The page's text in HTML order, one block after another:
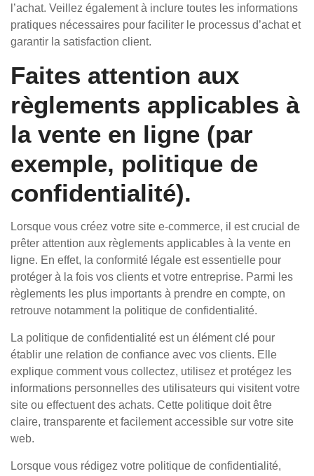
l’achat. Veillez également à inclure toutes les informations
pratiques nécessaires pour faciliter le processus d’achat et
garantir la satisfaction client.
Faites attention aux
règlements applicables à
la vente en ligne (par
exemple, politique de
confidentialité).
Lorsque vous créez votre site e-commerce, il est crucial de
prêter attention aux règlements applicables à la vente en
ligne. En effet, la conformité légale est essentielle pour
protéger à la fois vos clients et votre entreprise. Parmi les
règlements les plus importants à prendre en compte, on
retrouve notamment la politique de confidentialité.
La politique de confidentialité est un élément clé pour
établir une relation de confiance avec vos clients. Elle
explique comment vous collectez, utilisez et protégez les
informations personnelles des utilisateurs qui visitent votre
site ou effectuent des achats. Cette politique doit être
claire, transparente et facilement accessible sur votre site
web.
Lorsque vous rédigez votre politique de confidentialité,